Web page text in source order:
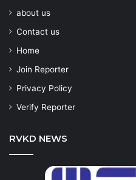
about us
Contact us
Home
Join Reporter
Privacy Policy
Verify Reporter
RVKD NEWS